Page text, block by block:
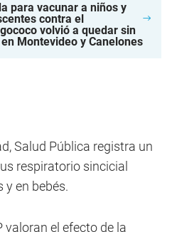
para vacunar a niños y
contra el
volvió a quedar sin
Montevideo y Canelones
Salud Pública registra un
respiratorio sincicial
y en bebés.
valoran el efecto de la